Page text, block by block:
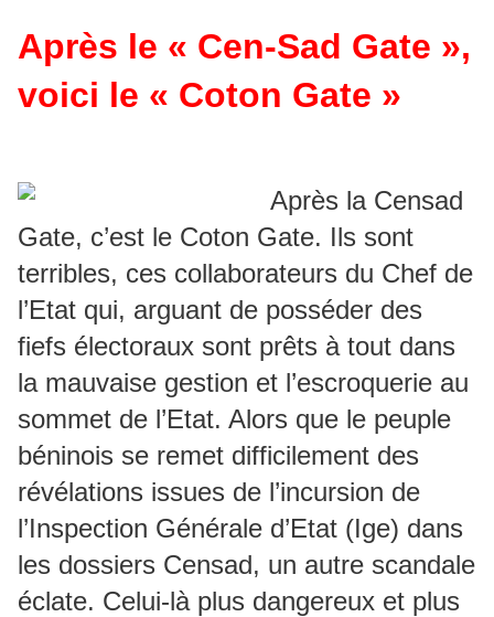
Après le « Cen-Sad Gate »,
voici le « Coton Gate »
Après la Censad
Gate, c’est le Coton Gate. Ils sont
terribles, ces collaborateurs du Chef de
l’Etat qui, arguant de posséder des
fiefs électoraux sont prêts à tout dans
la mauvaise gestion et l’escroquerie au
sommet de l’Etat. Alors que le peuple
béninois se remet difficilement des
révélations issues de l’incursion de
l’Inspection Générale d’Etat (Ige) dans
les dossiers Censad, un autre scandale
éclate. Celui-là plus dangereux et plus